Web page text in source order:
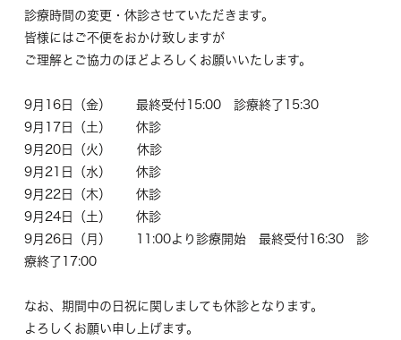
診療時間の変更・休診させていただきます。
皆様にはご不便をおかけ致しますが
ご理解とご協力のほどよろしくお願いいたします。
9月16日（金） 最終受付15:00 診療終了15:30
9月17日（土） 休診
9月20日（火） 休診
9月21日（水） 休診
9月22日（木） 休診
9月24日（土） 休診
9月26日（月） 11:00より診療開始 最終受付16:30 診
療終了17:00
なお、期間中の日祝に関しましても休診となります。
よろしくお願い申し上げます。